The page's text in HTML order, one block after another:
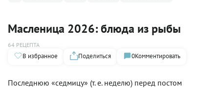
Масленица 2026: блюда из рыбы
64 РЕЦЕПТА
В избранное Поделиться 0Комментировать
Последнюю «седмицу» (т. е. неделю) перед постом